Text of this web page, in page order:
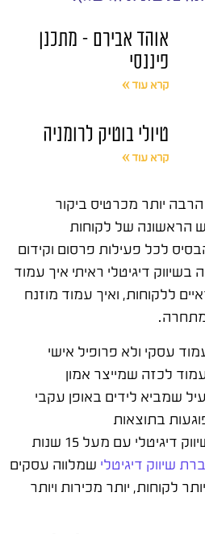
אוהד אבירם – מתכנן
פיננסי
קרא עוד »
טיולי בוטיק לרומניה
קרא עוד »
יותר מכרטיס ביקור
הראשונה של לקוחות
לכל פעילות פרסום וקידום
אחרי 15 שנה בשיווק דיגיטלי ראיתי איך עמוד
ללקוחות, ואיך עמוד מוזנח
עסקי ולא פרופיל אישי
לכזה שמייצר אמון
שמביא לידים באופן עקבי
בתוצאות
, מומחה שיווק דיגיטלי עם מעל 15 שנות
שיווק דיגיטלי שמלווה עסקים
לקוחות, יותר מכירות ויותר